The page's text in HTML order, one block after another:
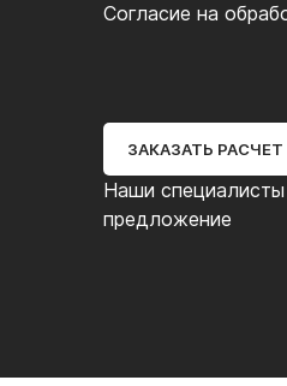
Наши
предложение
Согласие на
ЗАКАЗАТЬ РАСЧЕТ